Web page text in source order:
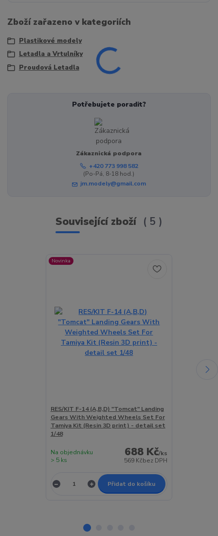
Zboží zařazeno v kategoriích
Plastikové modely
Letadla a Vrtulníky
Proudová Letadla
Potřebujete poradit?
Zákaznická podpora
+420 773 998 582
(Po-Pá, 8-18 hod.)
jm.modely@gmail.com
Související zboží 5
Novinka
RES/KIT F-14 (A,B,D) "Tomcat" Landing
Gears With Weighted Wheels Set For
Tamiya Kit (Resin 3D print) - detail set
1/48
688 Kč/ks
569 Kčbez DPH
Na objednávku
> 5 ks
Přidat do košíku